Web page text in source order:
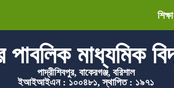
পাবলিক মাধ্যমিক
পাদ্রীশিবপুর, বাকেরগঞ্জ, বরিশাল
ইআইআইএন : ১০০৪৮১, স্থাপিত : ১৯৭১